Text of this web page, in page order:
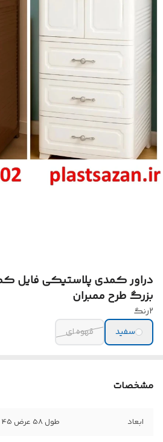
دراور کمدی پلاستیکی فایل
بزرگ طرح ممبران
2رنگ
سفید
قهوه ای
مشخصات
ابعاد طول 58 عرض 45 ارتفاع 135